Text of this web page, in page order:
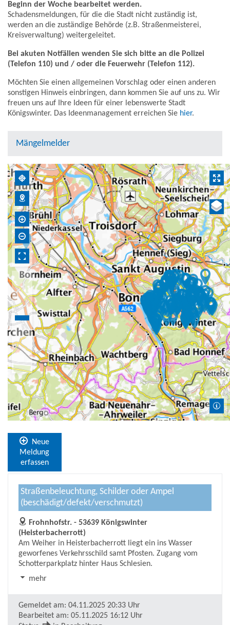
Beginn der Woche bearbeitet werden.
Schadensmeldungen, für die die Stadt nicht zuständig ist,
werden an die zuständige Behörde (z.B. Straßenmeisterei,
Kreisverwaltung) weitergeleitet.
Bei akuten Notfällen wenden Sie sich bitte an die Polizei
(Telefon 110) und / oder die Feuerwehr (Telefon 112).
Möchten Sie einen allgemeinen Vorschlag oder einen anderen
sonstigen Hinweis einbringen, dann kommen Sie auf uns zu. Wir
freuen uns auf Ihre Ideen für einer lebenswerte Stadt
Königswinter. Das Ideenmanagement erreichen Sie hier.
Mängelmelder
Neue
Meldung
erfassen
Straßenbeleuchtung, Schilder oder Ampel
(beschädigt/defekt/verschmutzt)
Frohnhofstr. - 53639 Königswinter
(Heisterbacherrott)
Am Weiher in Heisterbacherrott liegt ein ins Wasser
geworfenes Verkehrsschild samt Pfosten. Zugang vom
Schotterparkplatz hinter Haus Schlesien.
mehr
Gemeldet am: 04.11.2025 20:33 Uhr
Bearbeitet am: 05.11.2025 16:12 Uhr